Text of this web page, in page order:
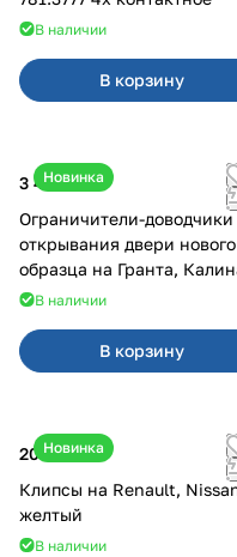
В наличии
В корзину
Новинка
3 400 ₽
Ограничители-доводчики
открывания двери нового
образца на Гранта, Калина 2,
Урбан
В наличии
В корзину
Новинка
20 ₽
Клипсы на Renault, Nissan
желтый
В наличии